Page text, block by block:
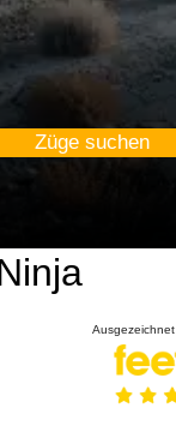
Züge suchen
Ausgezeichnet